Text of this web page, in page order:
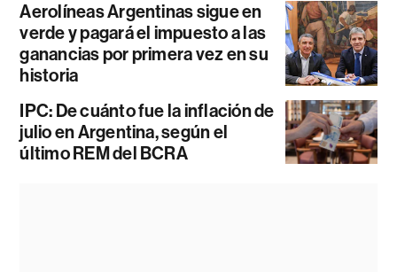
Aerolíneas Argentinas sigue en
verde y pagará el impuesto a las
ganancias por primera vez en su
historia
IPC: De cuánto fue la inflación de
julio en Argentina, según el
último REM del BCRA